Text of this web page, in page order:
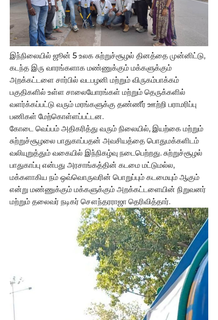
இந்நிலையில் ஜூன் 5 உலக சுற்றுச்சூழல் தினத்தை முன்னிட்டு,
கடந்த இரு வாரங்களாக மண்ணுக்கும் மக்களுக்கும்
அறக்கட்டளை சார்பில் வடபழனி மற்றும் விருகம்பாக்கம்
பகுதிகளில் உள்ள சாலையோரங்கள் மற்றும் தெருக்களில்
வளர்க்கப்பட்டு வரும் மரங்களுக்கு தண்ணீர் ஊற்றி பராமரிப்பு
பணிகள் மேற்கொள்ளப்பட்டன.
கோடை வெப்பம் அதிகரித்து வரும் நிலையில், இயற்கை மற்றும்
சுற்றுச்சூழலை பாதுகாப்பதன் அவசியத்தை பொதுமக்களிடம்
வலியுறுத்தும் வகையில் இந்நிகழ்வு நடைபெற்றது. சுற்றுச்சூழல்
பாதுகாப்பு என்பது அரசாங்கத்தின் கடமை மட்டுமல்ல,
மக்களாகிய நம் ஒவ்வொருவரின் பொறுப்பும் கடமையும் ஆகும்
என்று மண்ணுக்கும் மக்களுக்கும் அறக்கட்டளையின் நிறுவனர்
மற்றும் தலைவர் நடிகர் சௌந்தரராஜா தெரிவித்தார்.